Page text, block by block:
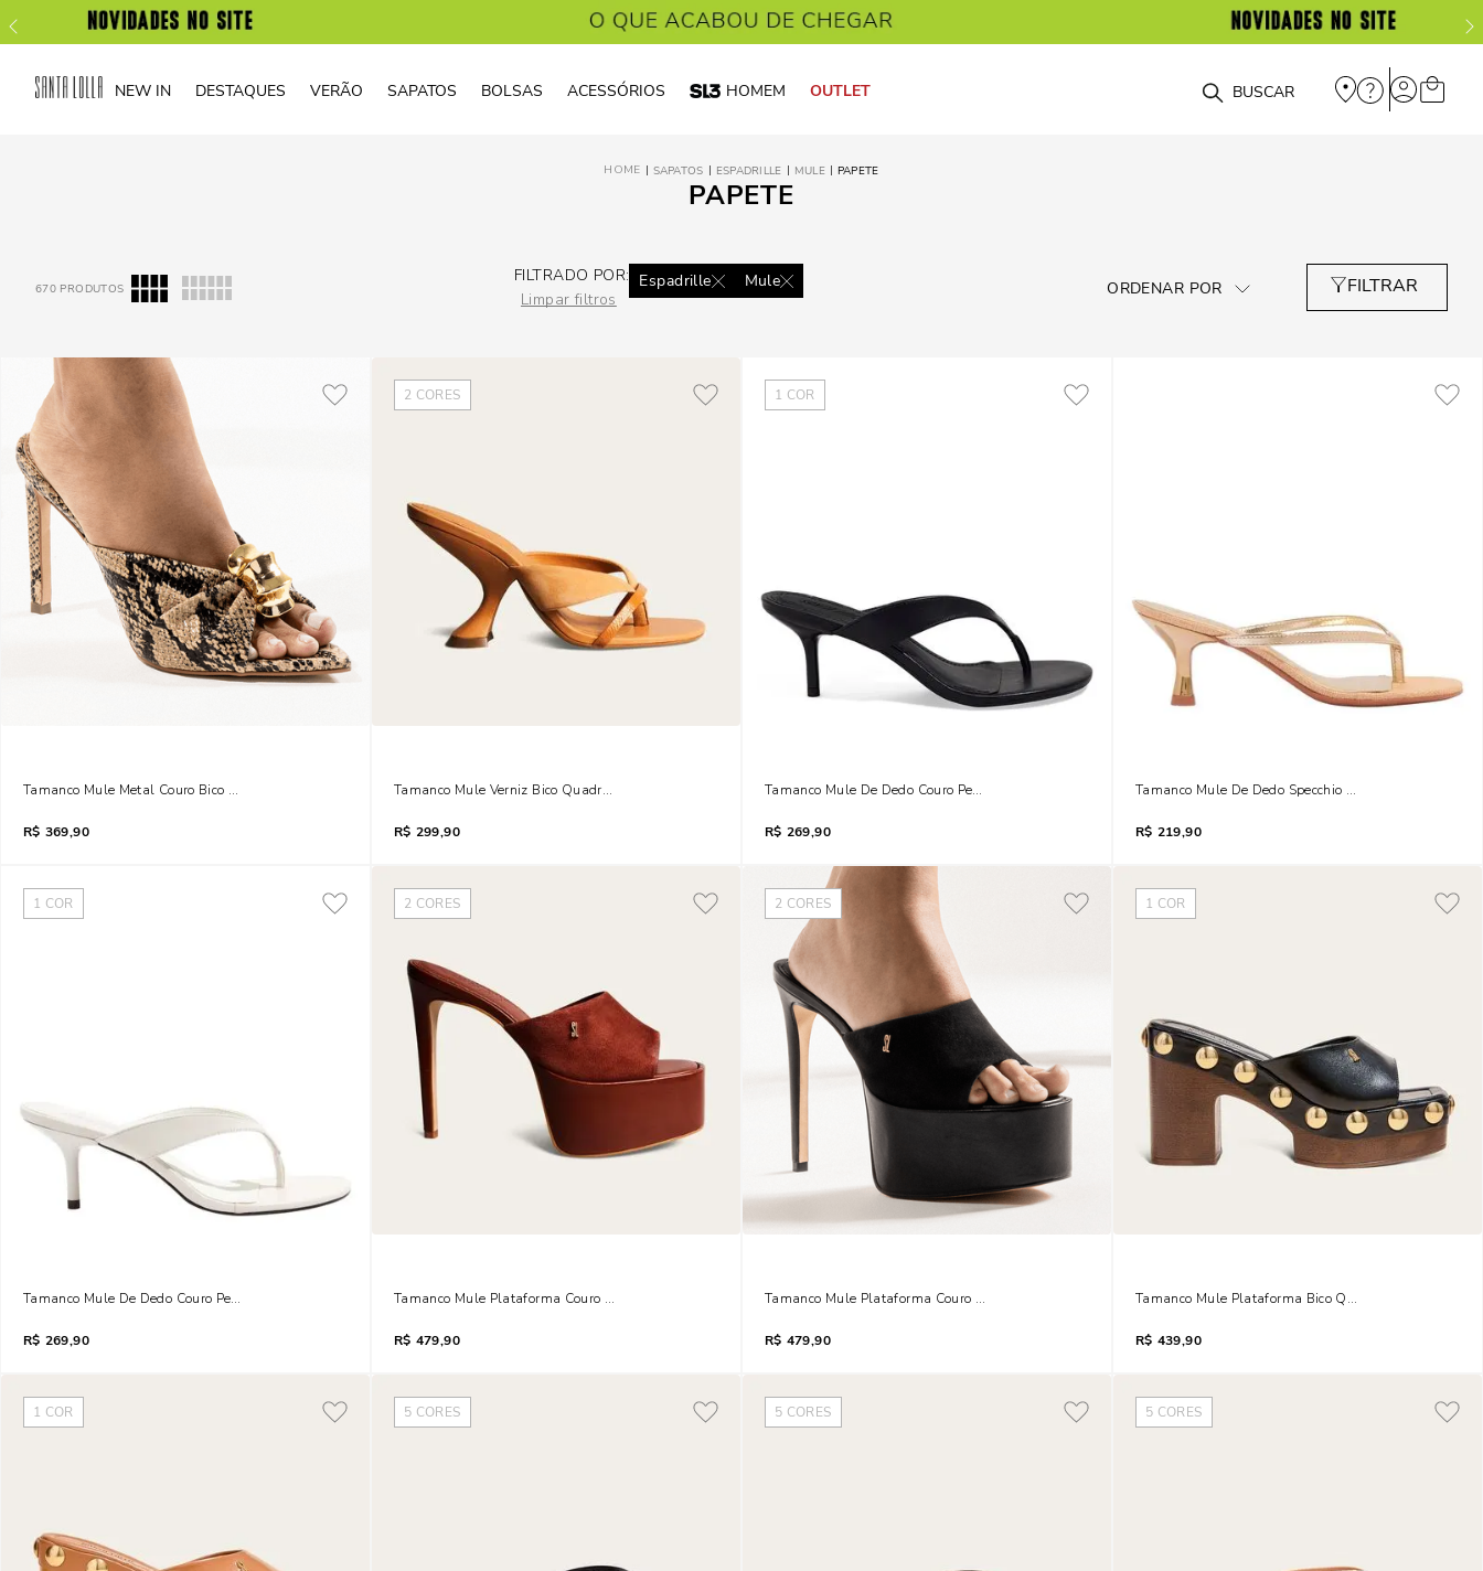
NEW IN DESTAQUES VERÃO SAPATOS BOLSAS ACESSÓRIOS HOMEM OUTLET O que você está procurando?
SAPATOS ESPADRILLE MULE PAPETE
PAPETE
670 PRODUTOS
FILTRADO POR:
Limpar filtros
Espadrille Mule
Tamanco Mule Metal Couro Bico Folha Animal Print Cobra
R$ 369,90
2 CORES
Tamanco Mule Verniz Bico Quadrado Salto Geométrico Caramelo Doce De Leite
R$ 299,90
1 COR
Tamanco Mule De Dedo Couro Pelica Salto Baixo Fino Preto
R$ 269,90 R$ 219,90
1 COR
Tamanco Mule De Dedo Couro Pelica Salto Baixo Fino Branco
R$ 269,90
2 CORES
Tamanco Mule Plataforma Couro Camurça Salto Fino Marrom Terracota
R$ 479,90
2 CORES
Tamanco Mule Plataforma Couro Camurça Salto Fino Preto
R$ 479,90
1 COR
Tamanco Mule Plataforma Bico Quadrado Pampa Preto
R$ 439,90
1 COR 5 CORES 5 CORES 5 CORES